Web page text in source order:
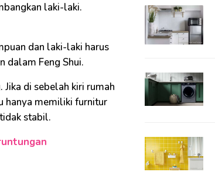
laki-laki.
dan laki-laki harus
dalam Feng Shui.
di sebelah kiri rumah
hanya memiliki furnitur
stabil.